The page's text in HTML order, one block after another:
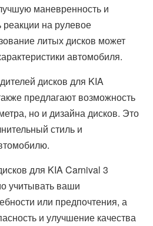
маневренность и
на рулевое
литых дисков может
автомобиля.
дисков для KIA
предлагают возможность
но и дизайна дисков. Это
стиль и
для KIA Carnival 3
учитывать ваши
или предпочтения, а
и улучшение качества